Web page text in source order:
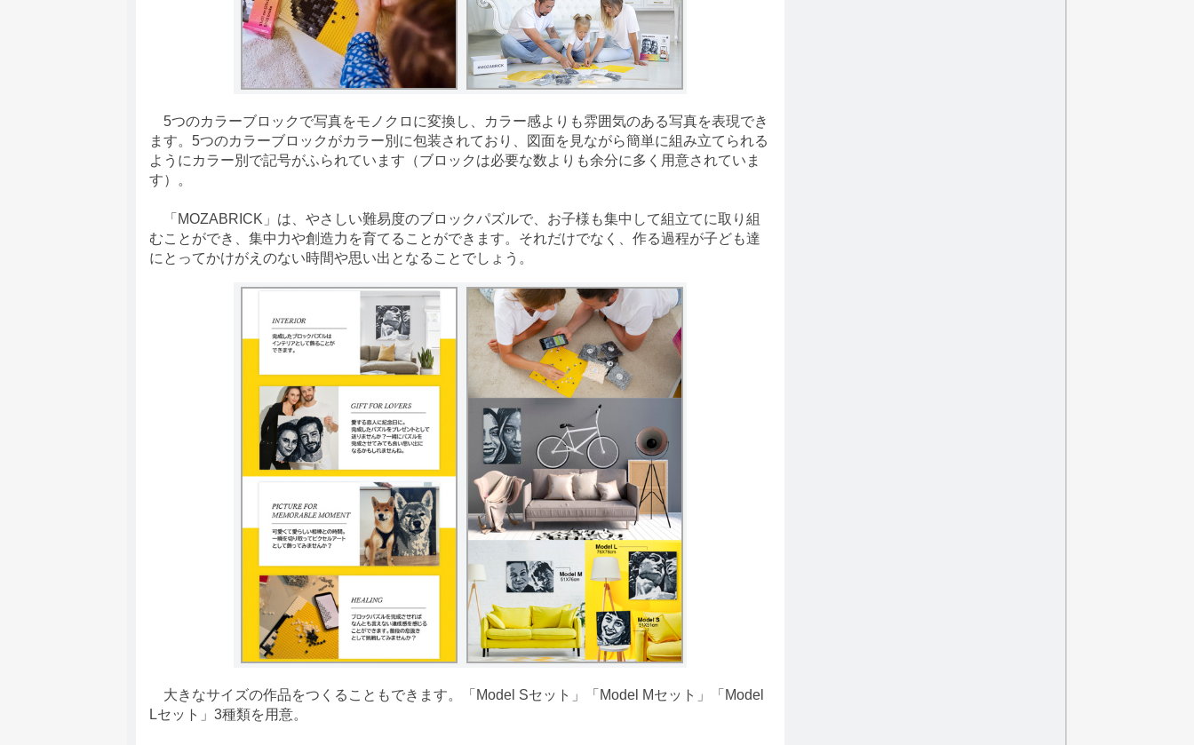
5つのカラーブロックで写真をモノクロに変換し、カラー感よりも雰囲気のある写真を表現でき
ます。5つのカラーブロックがカラー別に包装されており、図面を見ながら簡単に組み立てられる
ようにカラー別で記号がふられています（ブロックは必要な数よりも余分に多く用意されていま
す）。
「MOZABRICK」は、やさしい難易度のブロックパズルで、お子様も集中して組立てに取り組
むことができ、集中力や創造力を育てることができます。それだけでなく、作る過程が子ども達
にとってかけがえのない時間や思い出となることでしょう。
大きなサイズの作品をつくることもできます。「Model Sセット」「Model Mセット」「Model
Lセット」3種類を用意。